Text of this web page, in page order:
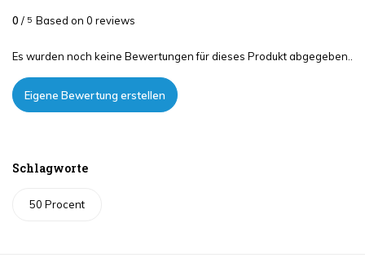
0 / 5 Based on 0 reviews
Es wurden noch keine Bewertungen für dieses Produkt abgegeben..
Eigene Bewertung erstellen
Schlagworte
50 Procent